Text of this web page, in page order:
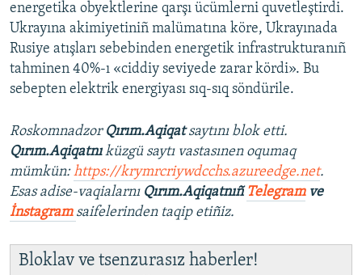
energetika obyektlerine qarşı ücümlerni quvetleştirdi.
Ukrayına akimiyetiniñ malümatına köre, Ukrayınada
Rusiye atışları sebebinden energetik infrastrukturanıñ
tahminen 40%-ı «ciddiy seviyede zarar kördi». Bu
sebepten elektrik energiyası sıq-sıq söndürile.
Roskomnadzor Qırım.Aqiqatsaytını blok etti.
Qırım.Aqiqatnıküzgü saytı vastasınen oqumaq
mümkün:https://krymrcriywdcchs.azureedge.net.
Esas adise-vaqialarnı Qırım.Aqiqatnıñ Telegramve
İnstagram saifelerinden taqip etiñiz.
Bloklav ve tsenzurasız haberler!